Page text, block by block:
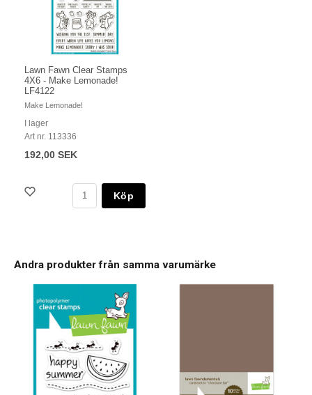
Lawn Fawn Clear Stamps
4X6 - Make Lemonade!
LF4122
Make Lemonade!
I lager
Art nr. 113336
192,00 SEK
Köp
Andra produkter från samma varumärke